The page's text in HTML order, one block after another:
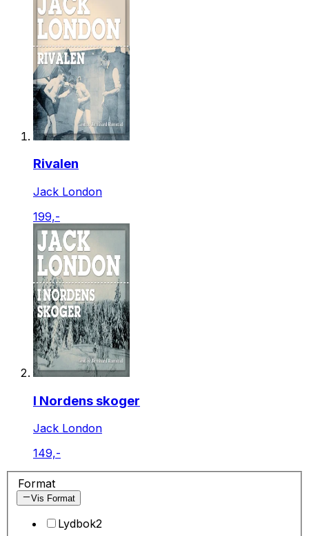
Rivalen
Jack London
199,-
I Nordens skoger
Jack London
149,-
Format
Vis Format
Lydbok2